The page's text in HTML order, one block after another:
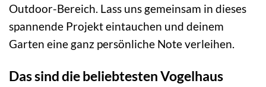
Outdoor-Bereich. Lass uns gemeinsam in dieses
spannende Projekt eintauchen und deinem
Garten eine ganz persönliche Note verleihen.
Das sind die beliebtesten Vogelhaus